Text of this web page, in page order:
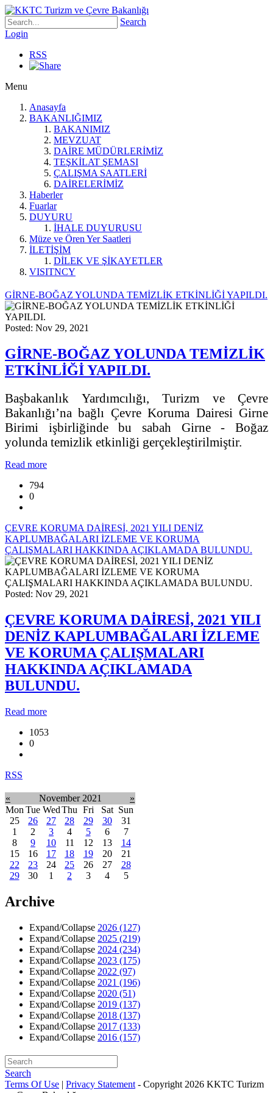
Search
Login
RSS
Menu
Anasayfa
BAKANLIĞIMIZ
BAKANIMIZ
MEVZUAT
DAİRE MÜDÜRLERİMİZ
TEŞKİLAT ŞEMASI
ÇALIŞMA SAATLERİ
DAİRELERİMİZ
Haberler
Fuarlar
DUYURU
İHALE DUYURUSU
Müze ve Ören Yer Saatleri
İLETİŞİM
DİLEK VE ŞİKAYETLER
VISITNCY
GİRNE-BOĞAZ YOLUNDA TEMİZLİK ETKİNLİĞİ YAPILDI.
Posted: Nov 29, 2021
GİRNE-BOĞAZ YOLUNDA TEMİZLİK
ETKİNLİĞİ YAPILDI.
Başbakanlık Yardımcılığı, Turizm ve Çevre
Bakanlığı’na bağlı Çevre Koruma Dairesi Girne
Birimi işbirliğinde bu sabah Girne - Boğaz
yolunda temizlik etkinliği gerçekleştirilmiştir.
Read more
794
0
ÇEVRE KORUMA DAİRESİ, 2021 YILI DENİZ
KAPLUMBAĞALARI İZLEME VE KORUMA
ÇALIŞMALARI HAKKINDA AÇIKLAMADA BULUNDU.
Posted: Nov 29, 2021
ÇEVRE KORUMA DAİRESİ, 2021 YILI
DENİZ KAPLUMBAĞALARI İZLEME
VE KORUMA ÇALIŞMALARI
HAKKINDA AÇIKLAMADA
BULUNDU.
Read more
1053
0
RSS
« November 2021
»
Mon Tue WedThu Fri Sat Sun
25
26 27 28 29 30
31
1
2 3 4 5 6
7
8
9 10 11 12 13
14
15
16 17 18 19 20
21
22
23 24 25 26 27
28
29
30 1 2 3 4 5
Archive
Expand/Collapse 2026 (127)
Expand/Collapse 2025 (219)
Expand/Collapse 2024 (234)
Expand/Collapse 2023 (175)
Expand/Collapse 2022 (97)
Expand/Collapse 2021 (196)
Expand/Collapse 2020 (51)
Expand/Collapse 2019 (137)
Expand/Collapse 2018 (137)
Expand/Collapse 2017 (133)
Expand/Collapse 2016 (157)
Search
Terms Of Use | Privacy Statement - Copyright 2026 KKTC Turizm